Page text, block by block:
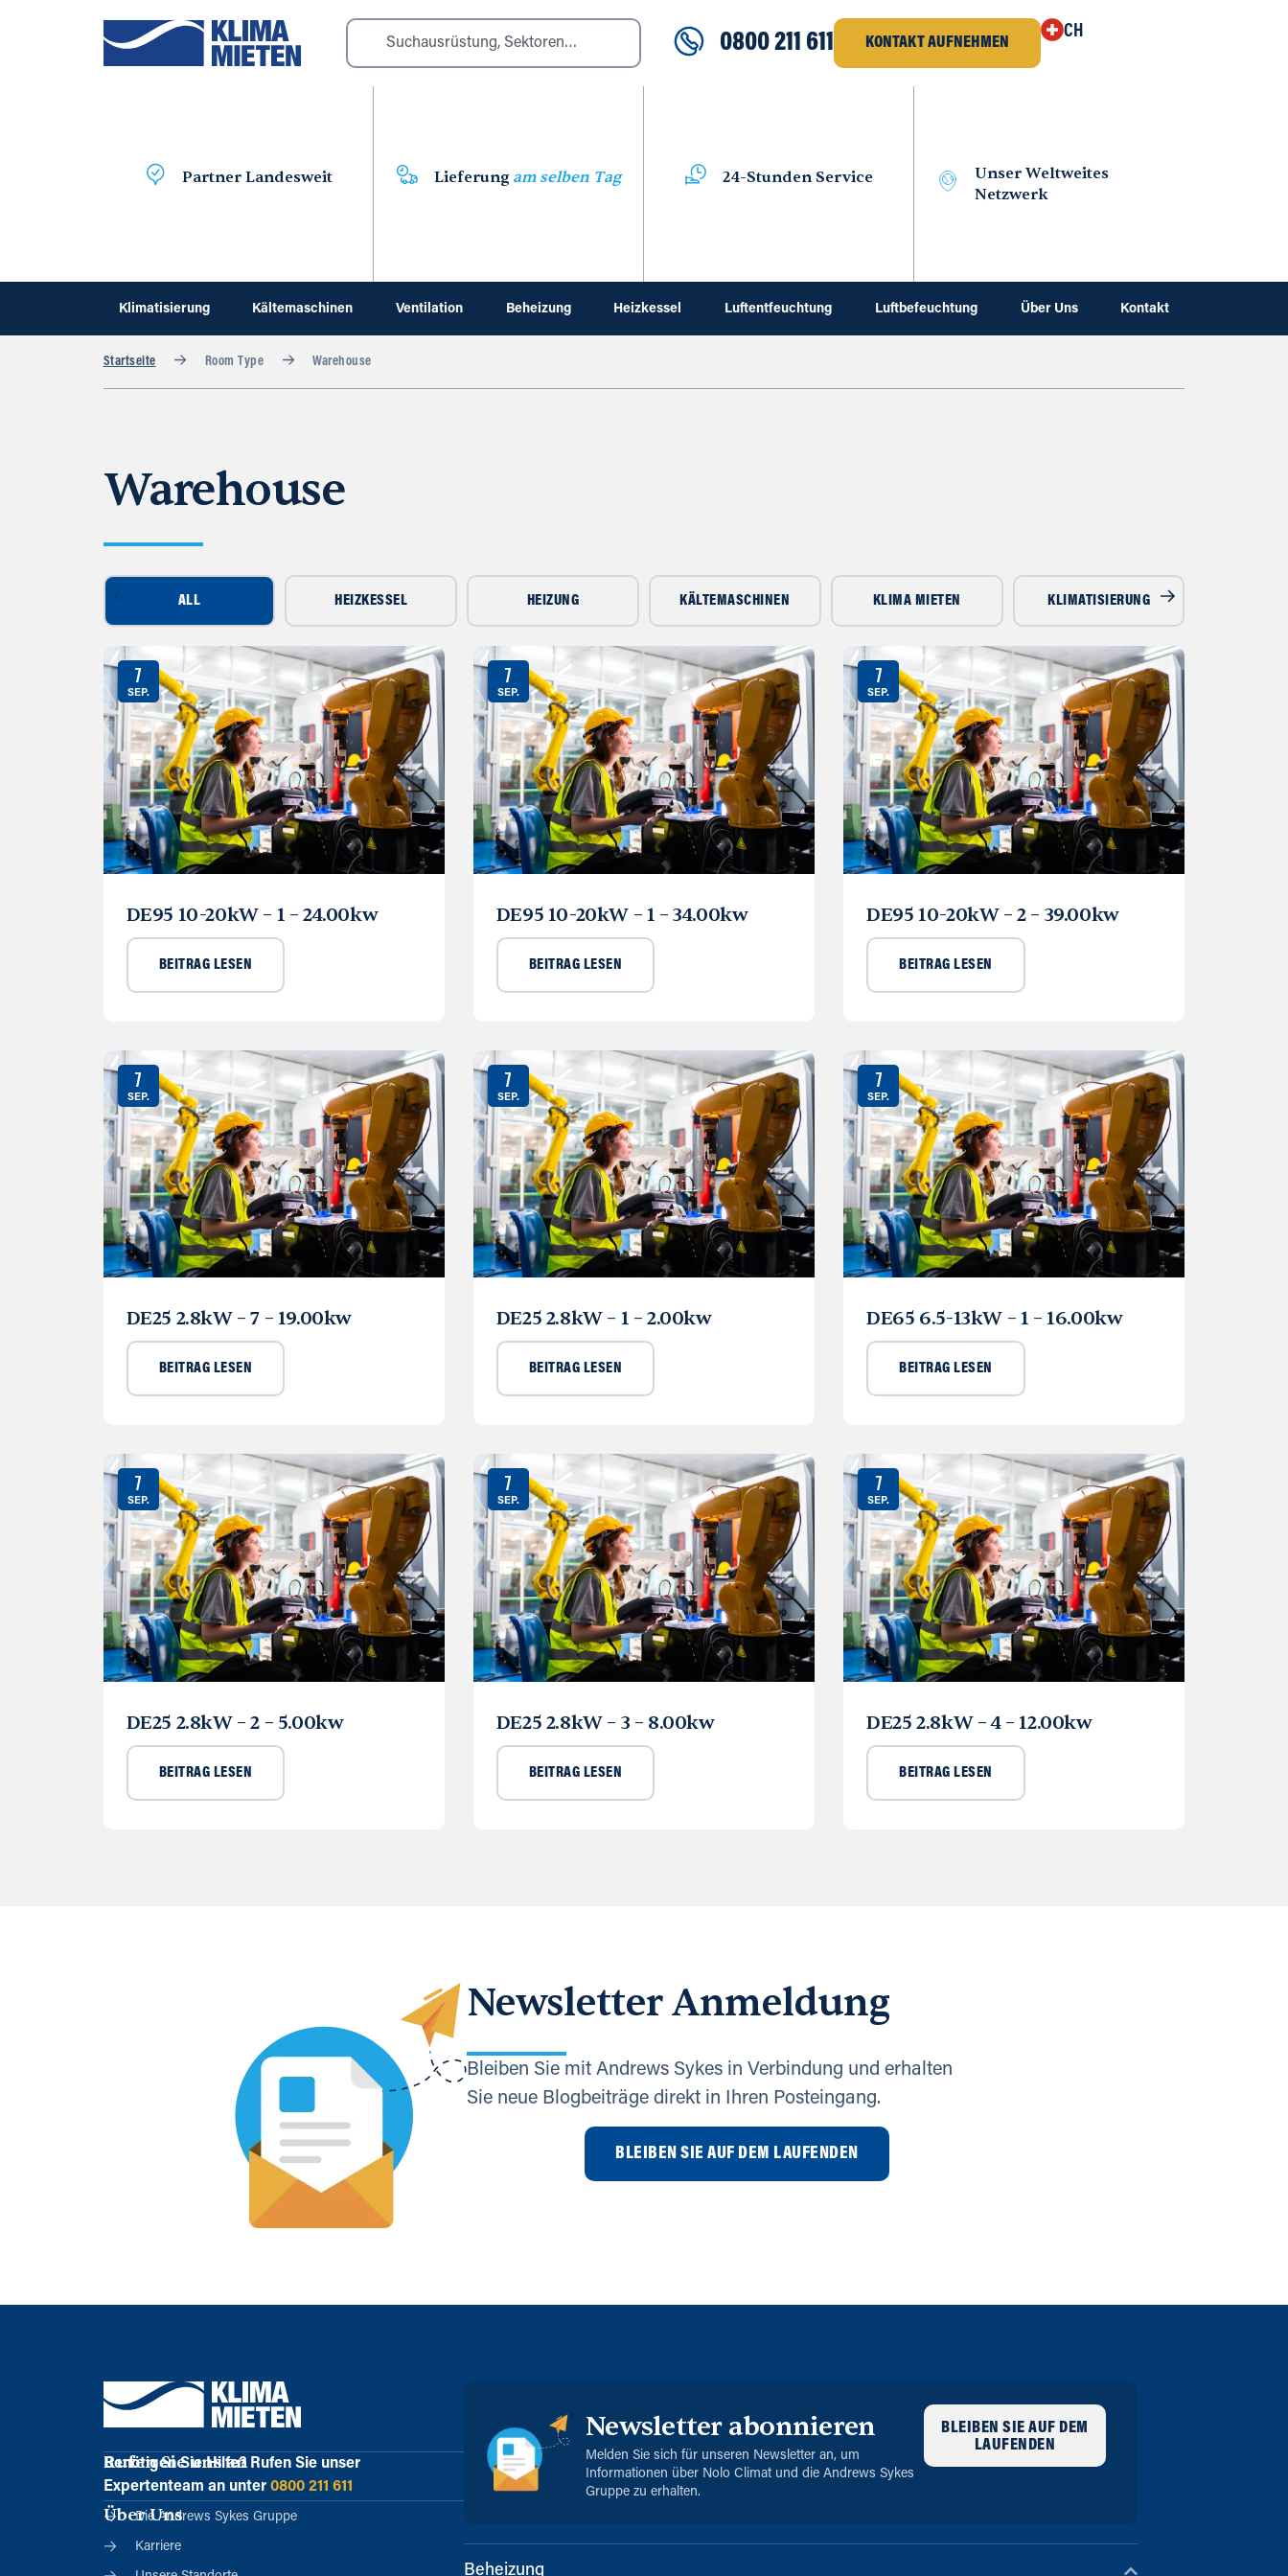
0800 211 611 KONTAKT AUFNEHMEN
CH
Partner Landesweit Lieferung am selben Tag 24-Stunden Service
Unser Weltweites
Netzwerk
Klimatisierung Kältemaschinen Ventilation Beheizung Heizkessel Luftentfeuchtung Luftbefeuchtung Über Uns Kontakt
Startseite Room Type Warehouse
Warehouse
ALL HEIZKESSEL HEIZUNG KÄLTEMASCHINEN KLIMA MIETEN KLIMATISIERUNG
7
SEP.
DE95 10-20kW – 1 – 24.00kw
BEITRAG LESEN
7
SEP.
DE95 10-20kW – 1 – 34.00kw
BEITRAG LESEN
7
SEP.
DE95 10-20kW – 2 – 39.00kw
BEITRAG LESEN
7
SEP.
DE25 2.8kW – 7 – 19.00kw
BEITRAG LESEN
7
SEP.
DE25 2.8kW – 1 – 2.00kw
BEITRAG LESEN
7
SEP.
DE65 6.5-13kW – 1 – 16.00kw
BEITRAG LESEN
7
SEP.
DE25 2.8kW – 2 – 5.00kw
BEITRAG LESEN
7
SEP.
DE25 2.8kW – 3 – 8.00kw
BEITRAG LESEN
7
SEP.
DE25 2.8kW – 4 – 12.00kw
BEITRAG LESEN
Newsletter Anmeldung
Bleiben Sie mit Andrews Sykes in Verbindung und erhalten
Sie neue Blogbeiträge direkt in Ihren Posteingang.
BLEIBEN SIE AUF DEM LAUFENDEN
Rufen Sie uns an
Benötigen Sie Hilfe?Rufen Sie unser
Expertenteam an unter 0800 211 611
Über Uns
Die Andrews Sykes Gruppe
Karriere
Newsletter abonnieren
Melden Sie sich für unseren Newsletter an, um
Informationen über Nolo Climat und die Andrews Sykes
Gruppe zu erhalten.
BLEIBEN SIE AUF DEM
LAUFENDEN
Beheizung